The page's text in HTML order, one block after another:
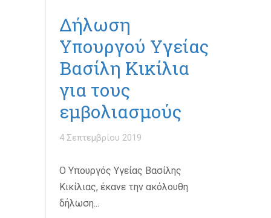
Δήλωση
Υπουργού Υγείας
Βασίλη Κικίλια
για τους
εμβολιασμούς
4 Σεπτεμβρίου 2019
Ο Υπουργός Υγείας Βασίλης
Κικίλιας, έκανε την ακόλουθη
δήλωση...